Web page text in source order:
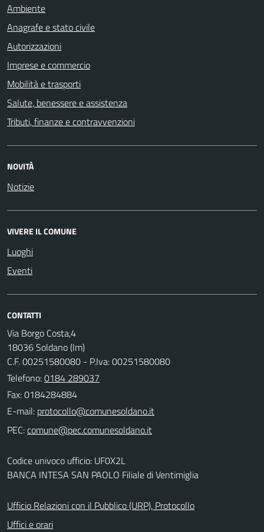
Ambiente
Anagrafe e stato civile
Autorizzazioni
Imprese e commercio
Mobilità e trasporti
Salute, benessere e assistenza
Tributi, finanze e contravvenzioni
NOVITÀ
Notizie
VIVERE IL COMUNE
Luoghi
Eventi
CONTATTI
Via Borgo Costa,4
18036 Soldano (Im)
C.F. 00251580080 - P.Iva: 00251580080
Telefono:0184 289037
Fax: 0184284884
E-mail:
PEC:
Codice univoco ufficio: UF0X2L
BANCA INTESA SAN PAOLO Filiale di Ventimiglia
Ufficio Relazioni con il Pubblico (URP), Protocollo
Uffici e orari